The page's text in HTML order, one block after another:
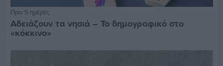
Πριν 5 ημέρες
Αδειάζουν τα νησιά – Το δημογραφικό στο
«κόκκινο»